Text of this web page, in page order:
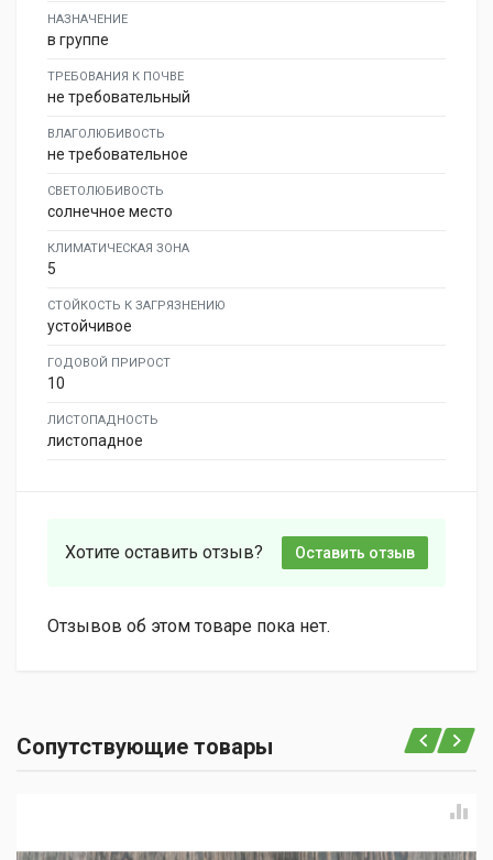
НАЗНАЧЕНИЕ
в группе
ТРЕБОВАНИЯ К ПОЧВЕ
не требовательный
ВЛАГОЛЮБИВОСТЬ
не требовательное
СВЕТОЛЮБИВОСТЬ
солнечное место
КЛИМАТИЧЕСКАЯ ЗОНА
5
СТОЙКОСТЬ К ЗАГРЯЗНЕНИЮ
устойчивое
ГОДОВОЙ ПРИРОСТ
10
ЛИСТОПАДНОСТЬ
листопадное
Хотите оставить отзыв? Оставить отзыв
Отзывов об этом товаре пока нет.
Сопутствующие товары